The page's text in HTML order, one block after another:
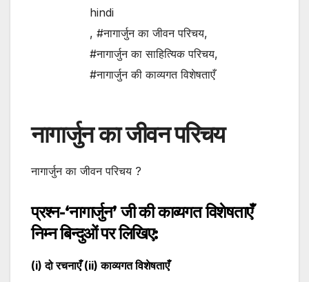
hindi
, #नागार्जुन का जीवन परिचय,
#नागार्जुन का साहित्यिक परिचय,
#नागार्जुन की काव्यगत विशेषताएँ
नागार्जुन का जीवन परिचय
नागार्जुन का जीवन परिचय ?
प्रश्न-‘नागार्जुन’जी की काव्यगत विशेषताएँ
निम्न बिन्दुओं पर लिखिए:
(i) दो रचनाएँ (ii) काव्यगत विशेषताएँ